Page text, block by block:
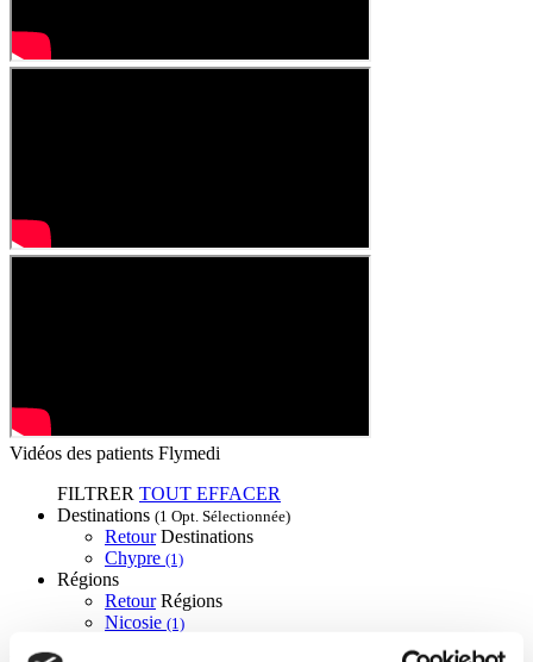
Vidéos des patients Flymedi
FILTRER TOUT EFFACER
Destinations (1 Opt. Sélectionnée)
Retour Destinations
Chypre (1)
Régions
Retour Régions
Nicosie (1)